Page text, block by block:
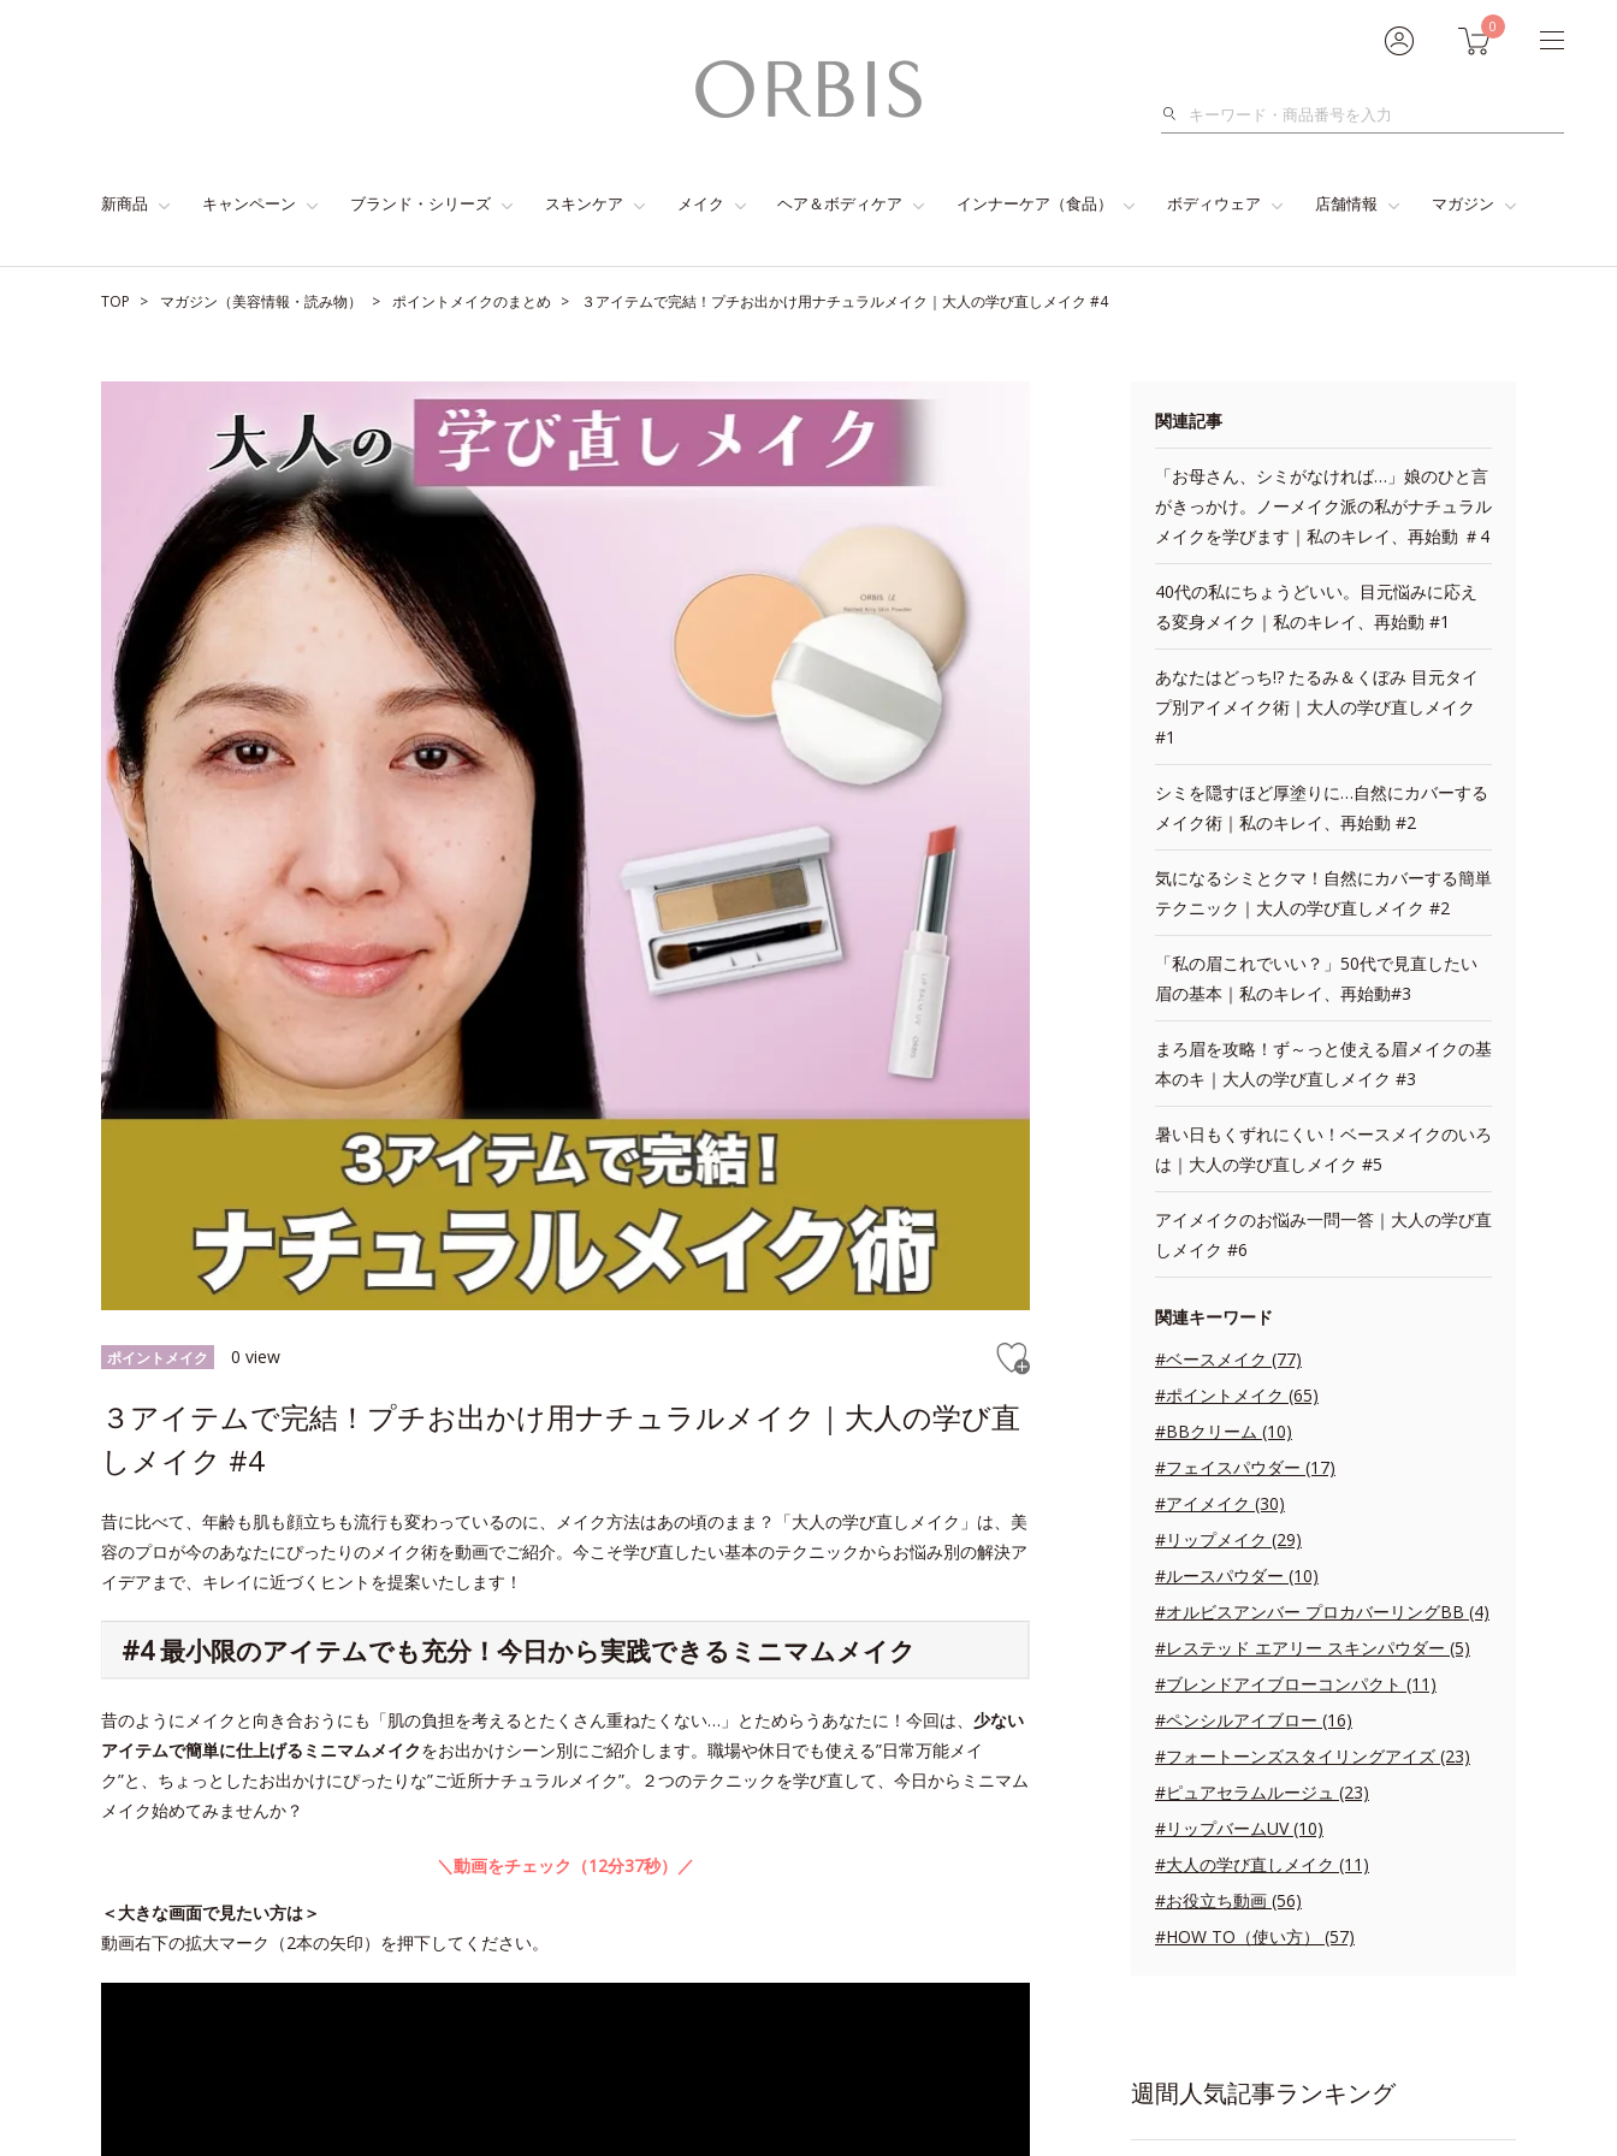
0
検
新商品 キャンペーン ブランド・シリーズ スキンケア メイク ヘア＆ボディケア インナーケア（食品） ボディウェア 店舗情報 マガジン
TOP マガジン（美容情報・読み物） ポイントメイクのまとめ ３アイテムで完結！プチお出かけ用ナチュラルメイク｜大人の学び直しメイク #4
ポイントメイク 0 view
３アイテムで完結！プチお出かけ用ナチュラルメイク｜大人の学び直
しメイク #4
昔に比べて、年齢も肌も顔立ちも流行も変わっているのに、メイク方法はあの頃のまま？「大人の学び直しメイク」は、美
容のプロが今のあなたにぴったりのメイク術を動画でご紹介。今こそ学び直したい基本のテクニックからお悩み別の解決ア
イデアまで、キレイに近づくヒントを提案いたします！
#4 最小限のアイテムでも充分！今日から実践できるミニマムメイク
昔のようにメイクと向き合おうにも「肌の負担を考えるとたくさん重ねたくない…」とためらうあなたに！今回は、 少ない
アイテムで簡単に仕上げるミニマムメイクをお出かけシーン別にご紹介します。職場や休日でも使える”日常万能メイ
ク”と、ちょっとしたお出かけにぴったりな”ご近所ナチュラルメイク”。２つのテクニックを学び直して、今日からミニマム
メイク始めてみませんか？
＼動画をチェック（12分37秒）／
＜大きな画面で見たい方は＞
動画右下の拡大マーク（2本の矢印）を押下してください。
関連記事
「お母さん、シミがなければ…」娘のひと言
がきっかけ。ノーメイク派の私がナチュラル
メイクを学びます｜私のキレイ、再始動 ＃4
40代の私にちょうどいい。目元悩みに応え
る変身メイク｜私のキレイ、再始動 #1
あなたはどっち!? たるみ＆くぼみ 目元タイ
プ別アイメイク術｜大人の学び直しメイク
#1
シミを隠すほど厚塗りに…自然にカバーする
メイク術｜私のキレイ、再始動 #2
気になるシミとクマ！自然にカバーする簡単
テクニック｜大人の学び直しメイク #2
「私の眉これでいい？」50代で見直したい
眉の基本｜私のキレイ、再始動#3
まろ眉を攻略！ず～っと使える眉メイクの基
本のキ｜大人の学び直しメイク #3
暑い日もくずれにくい！ベースメイクのいろ
は｜大人の学び直しメイク #5
アイメイクのお悩み一問一答｜大人の学び直
しメイク #6
関連キーワード
#ベースメイク (77)
#ポイントメイク (65)
#BBクリーム (10)
#フェイスパウダー (17)
#アイメイク (30)
#リップメイク (29)
#ルースパウダー (10)
#オルビスアンバー プロカバーリングBB (4)
#レステッド エアリー スキンパウダー (5)
#ブレンドアイブローコンパクト (11)
#ペンシルアイブロー (16)
#フォートーンズスタイリングアイズ (23)
#ピュアセラムルージュ (23)
#リップバームUV (10)
#大人の学び直しメイク (11)
#お役立ち動画 (56)
#HOW TO（使い方） (57)
週間人気記事ランキング